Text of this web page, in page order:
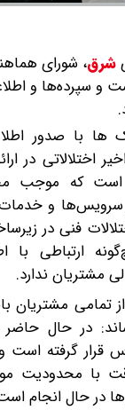
شرق، شورای
و سپرده‌ها و
ها با صدور
اختلالاتی در
است که موجب
و
فنی در
ارتباطی با
مشتریان ندارد.
تمامی مشتریان
در حال
قرار گرفته
با محدودیت
در حال انجام